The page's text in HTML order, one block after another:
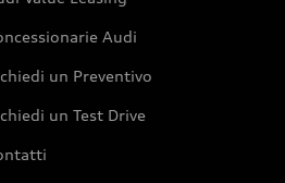
Audi
un Preventivo
un Test Drive